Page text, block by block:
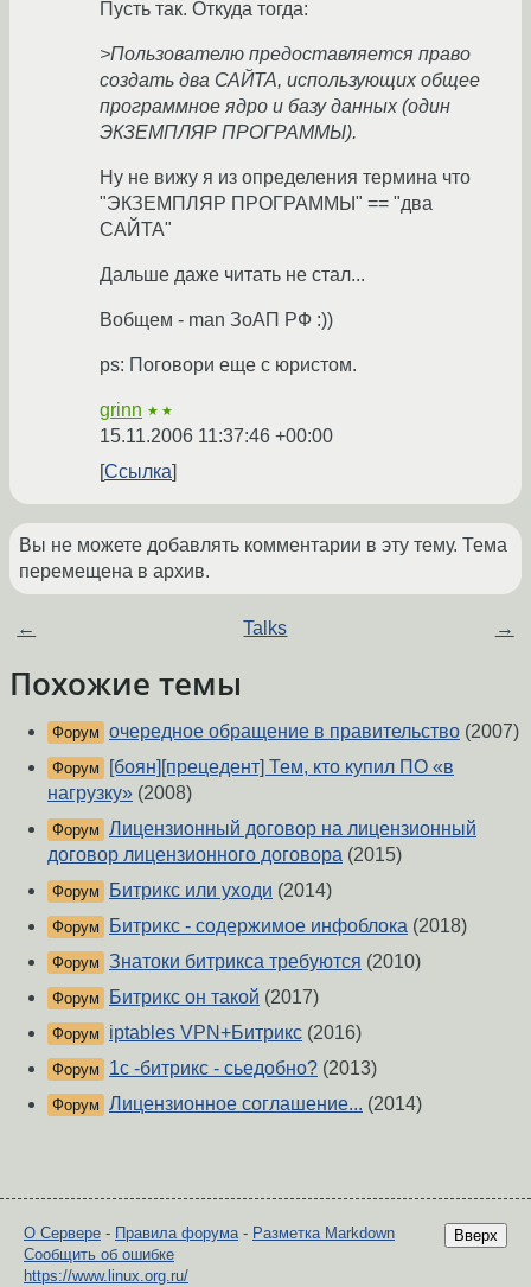
Пусть так. Откуда тогда:
>Пользователю предоставляется право
создать два САЙТА, использующих общее
программное ядро и базу данных (один
ЭКЗЕМПЛЯР ПРОГРАММЫ).
Ну не вижу я из определения термина что
"ЭКЗЕМПЛЯР ПРОГРАММЫ" == "два
САЙТА"
Дальше даже читать не стал...
Вобщем - man ЗоАП РФ :))
ps: Поговори еще с юристом.
grinn ★★
15.11.2006 11:37:46 +00:00
Ссылка
Вы не можете добавлять комментарии в эту тему. Тема
перемещена в архив.
← Talks →
Похожие темы
Форум очередное обращение в правительство (2007)
Форум
[боян][прецедент] Тем, кто купил ПО «в
нагрузку» (2008)
Форум Лицензионный договор на лицензионный
договор лицензионного договора (2015)
Форум Битрикс или уходи (2014)
Форум Битрикс - содержимое инфоблока (2018)
Форум Знатоки битрикса требуются (2010)
Форум Битрикс он такой (2017)
Форум iptables VPN+Битрикс (2016)
Форум 1с -битрикс - сьедобно? (2013)
Форум Лицензионное соглашение... (2014)
Вверх
О Сервере - Правила форума- Разметка Markdown
Сообщить об ошибке
https://www.linux.org.ru/